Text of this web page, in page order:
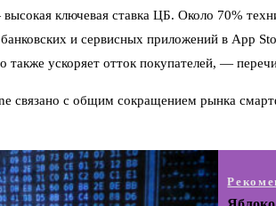
ключевая ставка ЦБ. Около 70%
и сервисных приложений в App
также ускоряет отток покупателей, —
связано с общим сокращением рынка